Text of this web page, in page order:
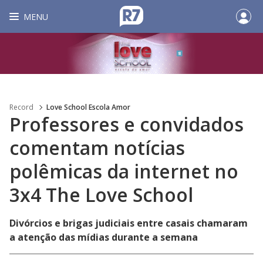
MENU
Record Love School Escola Amor
Professores e convidados
comentam notícias
polêmicas da internet no
3x4 The Love School
Divórcios e brigas judiciais entre casais chamaram
a atenção das mídias durante a semana